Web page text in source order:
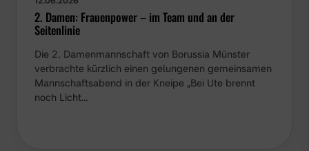
2. Damen: Frauenpower – im Team und an der
Seitenlinie
Die 2. Damenmannschaft von Borussia Münster
verbrachte kürzlich einen gelungenen gemeinsamen
Mannschaftsabend in der Kneipe „Bei Ute brennt
noch Licht…